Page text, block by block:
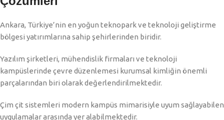
Ankara, Türkiye’nin en yoğun teknopark ve teknoloji geliştirme
bölgesi yatırımlarına sahip şehirlerinden biridir.
Yazılım şirketleri, mühendislik firmaları ve teknoloji
kampüslerinde çevre düzenlemesi kurumsal kimliğin önemli
parçalarından biri olarak değerlendirilmektedir.
Çim çit sistemleri modern kampüs mimarisiyle uyum sağlayabilen
uygulamalar arasında yer alabilmektedir.